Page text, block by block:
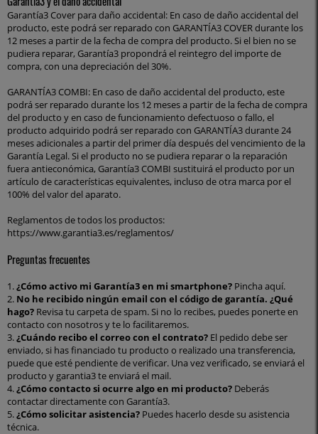
Garantía3 Cover para daño accidental: En caso de daño accidental del
producto, este podrá ser reparado con GARANTÍA3 COVER durante los
12 meses a partir de la fecha de compra del producto. Si el bien no se
pudiera reparar, Garantía3 propondrá el reintegro del importe de
compra, con una depreciación del 30%.
GARANTÍA3 COMBI: En caso de daño accidental del producto, este
podrá ser reparado durante los 12 meses a partir de la fecha de compra
del producto y en caso de funcionamiento defectuoso o fallo, el
producto adquirido podrá ser reparado con GARANTÍA3 durante 24
meses adicionales a partir del primer día después del vencimiento de la
Garantía Legal. Si el producto no se pudiera reparar o la reparación
fuera antieconómica, Garantía3 COMBI sustituirá el producto por un
artículo de características equivalentes, incluso de otra marca por el
100% del valor del aparato.
Reglamentos de todos los productos:
https://www.garantia3.es/reglamentos/
Preguntas frecuentes
1.¿Cómo activo mi Garantía3 en mi smartphone? Pincha aquí.
2. No he recibido ningún email con el código de garantía. ¿Qué
hago? Revisa tu carpeta de spam. Si no lo recibes, puedes ponerte en
contacto con nosotros y te lo facilitaremos.
3.¿Cuándo recibo el correo con el contrato? El pedido debe ser
enviado, si has financiado tu producto o realizado una transferencia,
puede que esté pendiente de verificar. Una vez verificado, se enviará el
producto y garantia3 te enviará el mail.
4.¿Cómo contacto si ocurre algo en mi producto? Deberás
contactar directamente con Garantía3.
5.¿Cómo solicitar asistencia? Puedes hacerlo desde su asistencia
técnica.